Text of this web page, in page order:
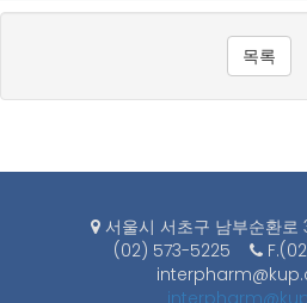
목록
서울시 서초구 남부순환
(02) 573-5225